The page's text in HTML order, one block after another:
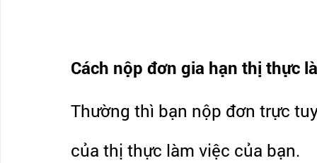
Cách nộp đơn gia hạn thị thực
Thường thì bạn nộp đơn trực
của thị thực làm việc của bạn.